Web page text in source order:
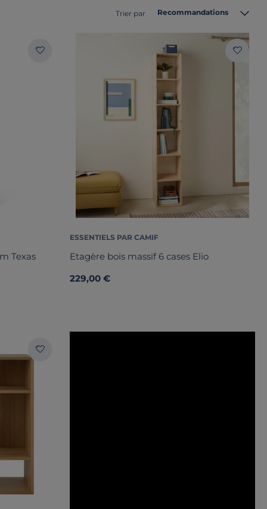
Trier par Recommandations
Texas
ESSENTIELS PAR CAMIF
Etagère bois massif 6 cases Elio
229,00 €